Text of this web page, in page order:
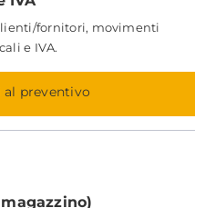
fornitori, movimenti
e IVA.
preventivo